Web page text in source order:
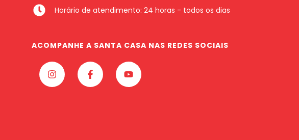
Horário de atendimento: 24 horas - todos os dias
ACOMPANHE A SANTA CASA NAS REDES SOCIAIS